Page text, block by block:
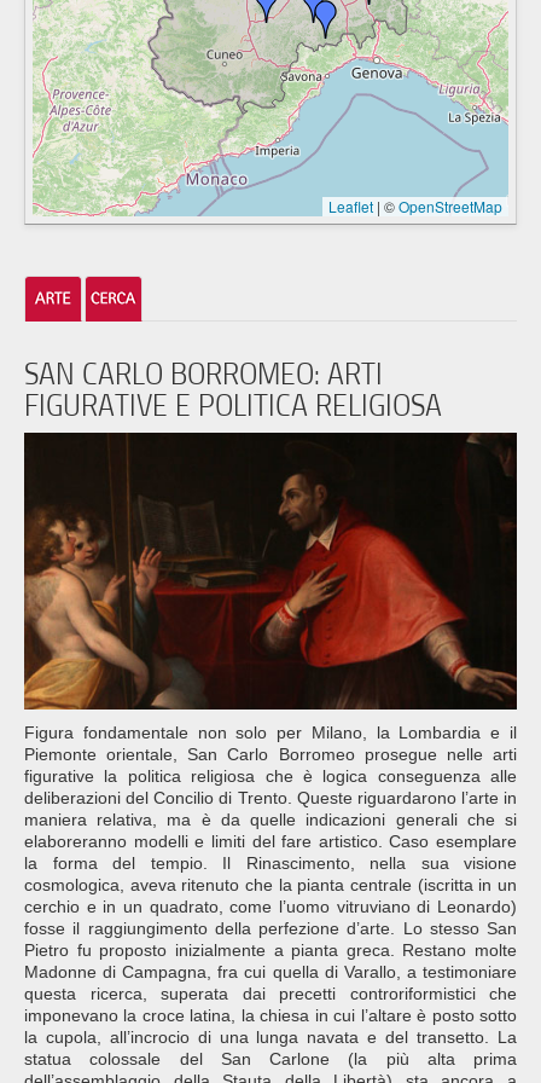
Leaflet | ©OpenStreetMap
SAN CARLO BORROMEO: ARTI
FIGURATIVE E POLITICA RELIGIOSA
Figura fondamentale non solo per Milano, la Lombardia e il
Piemonte orientale, San Carlo Borromeo prosegue nelle arti
figurative la politica religiosa che è logica conseguenza alle
deliberazioni del Concilio di Trento. Queste riguardarono l’arte in
maniera relativa, ma è da quelle indicazioni generali che si
elaboreranno modelli e limiti del fare artistico. Caso esemplare
la forma del tempio. Il Rinascimento, nella sua visione
cosmologica, aveva ritenuto che la pianta centrale (iscritta in un
cerchio e in un quadrato, come l’uomo vitruviano di Leonardo)
fosse il raggiungimento della perfezione d’arte. Lo stesso San
Pietro fu proposto inizialmente a pianta greca. Restano molte
Madonne di Campagna, fra cui quella di Varallo, a testimoniare
questa ricerca, superata dai precetti controriformistici che
imponevano la croce latina, la chiesa in cui l’altare è posto sotto
la cupola, all’incrocio di una lunga navata e del transetto. La
statua colossale del San Carlone (la più alta prima